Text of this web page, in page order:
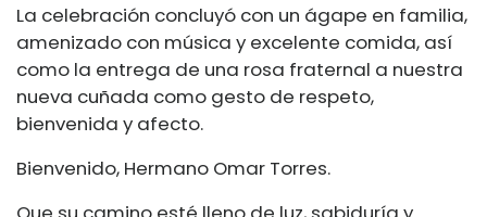
La celebración concluyó con un ágape en familia,
amenizado con música y excelente comida, así
como la entrega de una rosa fraternal a nuestra
nueva cuñada como gesto de respeto,
bienvenida y afecto.
Bienvenido, Hermano Omar Torres.